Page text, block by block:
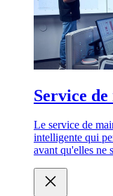
Service
Le service de
intelligente qui
avant qu'elles ne